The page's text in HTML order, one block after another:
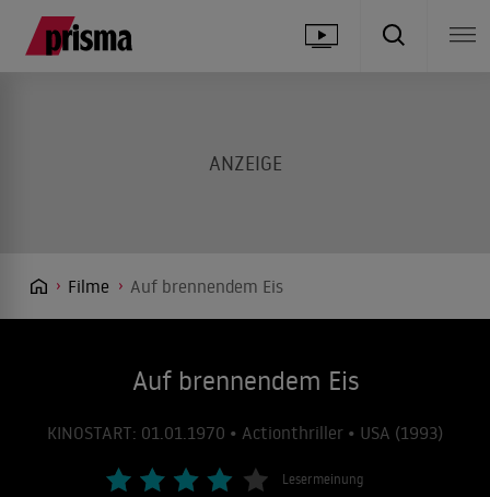
Filme Auf brennendem Eis
Auf brennendem Eis
KINOSTART: 01.01.1970 • Actionthriller • USA (1993)
Lesermeinung